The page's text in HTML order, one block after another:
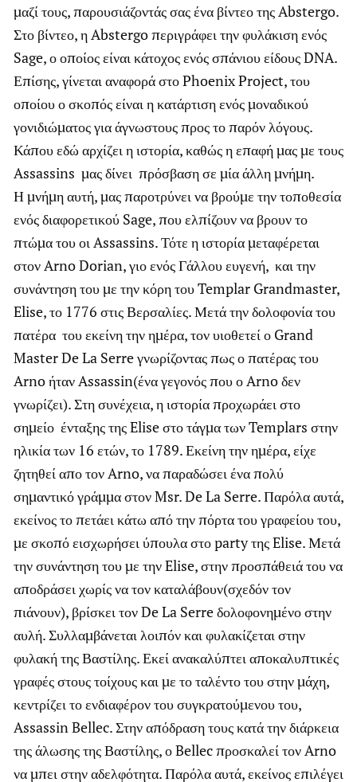
μαζί τους, παρουσιάζοντάς σας ένα βίντεο της Abstergo.
Στο βίντεο, η Abstergo περιγράφει την φυλάκιση ενός
Sage, ο οποίος είναι κάτοχος ενός σπάνιου είδους DNA.
Επίσης, γίνεται αναφορά στο Phoenix Project, του
οποίου ο σκοπός είναι η κατάρτιση ενός μοναδικού
γονιδιώματος για άγνωστους προς το παρόν λόγους.
Κάπου εδώ αρχίζει η ιστορία, καθώς η επαφή μας με τους
Assassins μας δίνει πρόσβαση σε μία άλλη μνήμη.
Η μνήμη αυτή, μας παροτρύνει να βρούμε την τοποθεσία
ενός διαφορετικού Sage, που ελπίζουν να βρουν το
πτώμα του οι Assassins. Τότε η ιστορία μεταφέρεται
στον Arno Dorian, γιο ενός Γάλλου ευγενή, και την
συνάντηση του με την κόρη του Templar Grandmaster,
Elise, το 1776 στις Βερσαλίες. Μετά την δολοφονία του
πατέρα του εκείνη την ημέρα, τον υιοθετεί ο Grand
Master De La Serre γνωρίζοντας πως ο πατέρας του
Arno ήταν Assassin(ένα γεγονός που ο Arno δεν
γνωρίζει). Στη συνέχεια, η ιστορία προχωράει στο
σημείο ένταξης της Elise στο τάγμα των Templars στην
ηλικία των 16 ετών, το 1789. Εκείνη την ημέρα, είχε
ζητηθεί απο τον Arno, να παραδώσει ένα πολύ
σημαντικό γράμμα στον Msr. De La Serre. Παρόλα αυτά,
εκείνος το πετάει κάτω από την πόρτα του γραφείου του,
με σκοπό εισχωρήσει ύπουλα στο party της Elise. Μετά
την συνάντηση του με την Elise, στην προσπάθειά του να
αποδράσει χωρίς να τον καταλάβουν(σχεδόν τον
πιάνουν), βρίσκει τον De La Serre δολοφονημένο στην
αυλή. Συλλαμβάνεται λοιπόν και φυλακίζεται στην
φυλακή της Βαστίλης. Εκεί ανακαλύπτει αποκαλυπτικές
γραφές στους τοίχους και με το ταλέντο του στην μάχη,
κεντρίζει το ενδιαφέρον του συγκρατούμενου του,
Assassin Bellec. Στην απόδραση τους κατά την διάρκεια
της άλωσης της Βαστίλης, ο Bellec προσκαλεί τον Arno
να μπει στην αδελφότητα. Παρόλα αυτά, εκείνος επιλέγει